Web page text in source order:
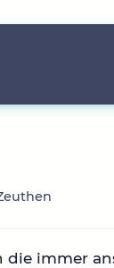
die immer